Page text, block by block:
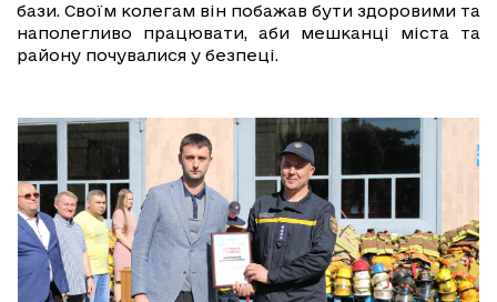
бази. Своїм колегам він побажав бути здоровими та
наполегливо працювати, аби мешканці міста та
району почувалися у безпеці.